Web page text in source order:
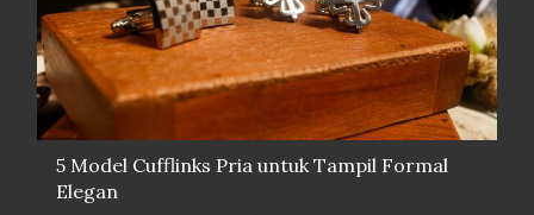
5 Model Cufflinks Pria untuk Tampil Formal
Elegan